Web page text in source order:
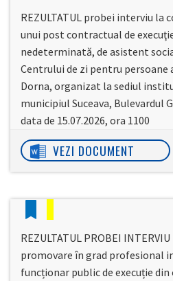
REZULTATUL probei interviu la
unui post contractual de
nedeterminată, de asistent
Centrului de zi pentru
Dorna, organizat la sediul
municipiul Suceava, Bulevardul
data de 15.07.2026, ora 1100
VEZI DOCUMENT
REZULTATUL PROBEI
promovare în grad profesional
funcționar public de execuție din